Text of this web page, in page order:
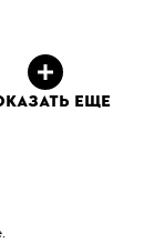
ЕЩЕ